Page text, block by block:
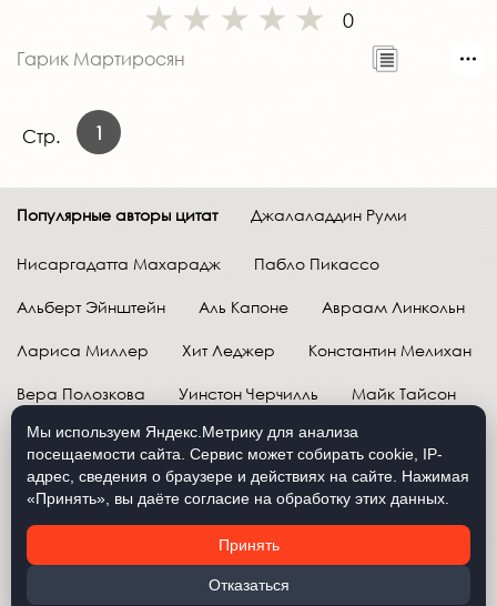
0
Гарик Мартиросян
Стр. 1
Популярные авторы цитат Джалаладдин Руми
Нисаргадатта Махарадж Пабло Пикассо
Альберт Эйнштейн Аль Капоне Авраам Линкольн
Лариса Миллер Хит Леджер Константин Мелихан
Вера Полозкова Уинстон Черчилль Майк Тайсон
Марк Твен Расул Гамзатов Грег Плитт
Далай-лама XIV Уоррен Баффетт
Давид Самойлов Антон Чехов Жан-Поль Сартр
Брюс Ли Бенджамин Франклин Лев Н. Толстой
Мы используем Яндекс.Метрику для анализа
посещаемости сайта. Сервис может собирать cookie, IP-
адрес, сведения о браузере и действиях на сайте. Нажимая
«Принять», вы даёте согласие на обработку этих данных.
Принять
Отказаться